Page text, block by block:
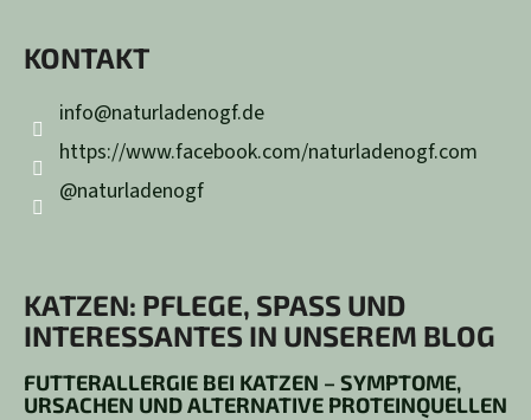
KONTAKT
info@naturladenogf.de
https://www.facebook.com/naturladenogf.com
@naturladenogf
KATZEN: PFLEGE, SPASS UND I
NTERESSANTES IN UNSEREM BLOG
FUTTERALLERGIE BEI KATZEN – SYMPTOME,
URSACHEN UND ALTERNATIVE PROTEINQUELLEN